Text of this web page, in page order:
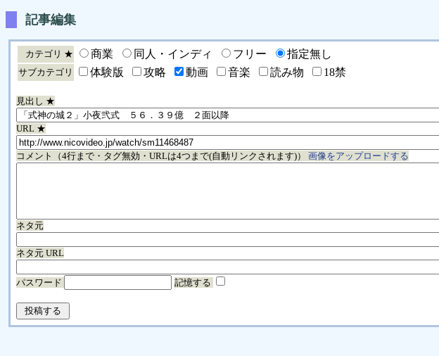
記事編集
カテゴリ ★ 商業 同人・インディ フリー 指定無し
サブカテゴリ 体験版 攻略 動画 音楽 読み物 18禁
見出し ★
URL ★
コメント（4行まで・タグ無効・URLは4つまで(自動リンクされます)） 画像をアップロードする
ネタ元
ネタ元 URL
パスワード 記憶する